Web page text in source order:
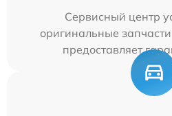
Сервисный центр
оригинальные
предоставляет